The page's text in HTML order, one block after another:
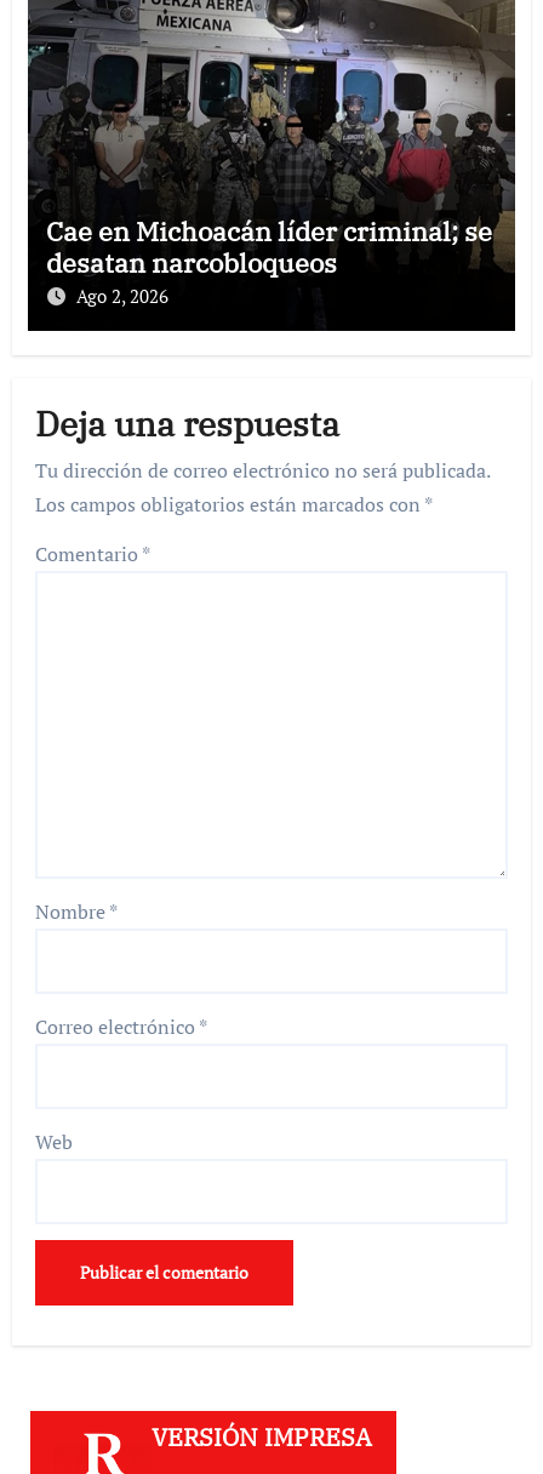
Cae en Michoacán líder criminal; se
desatan narcobloqueos
Ago 2, 2026
Deja una respuesta
Tu dirección de correo electrónico no será publicada.
Los campos obligatorios están marcados con *
Comentario *
Nombre*
Correo electrónico *
Web
VERSIÓN IMPRESA